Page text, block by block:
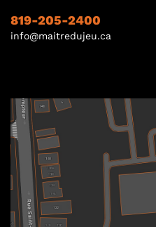
819-205-2400
info@maitredujeu.ca